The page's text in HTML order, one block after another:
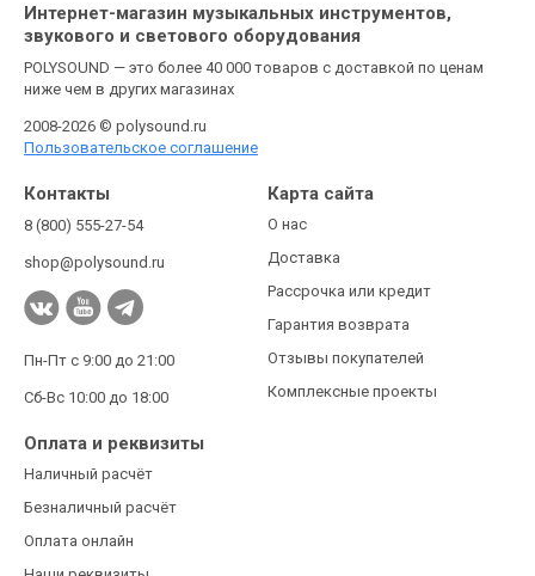
Интернет-магазин музыкальных инструментов,
звукового и светового оборудования
POLYSOUND — это более 40 000 товаров с доставкой по ценам
ниже чем в других магазинах
2008-2026 © polysound.ru
Пользовательское соглашение
Контакты
8 (800) 555-27-54
shop@polysound.ru
Пн-Пт с 9:00 до 21:00
Сб-Вс 10:00 до 18:00
Карта сайта
О нас
Доставка
Рассрочка или кредит
Гарантия возврата
Отзывы покупателей
Комплексные проекты
Оплата и реквизиты
Наличный расчёт
Безналичный расчёт
Оплата онлайн